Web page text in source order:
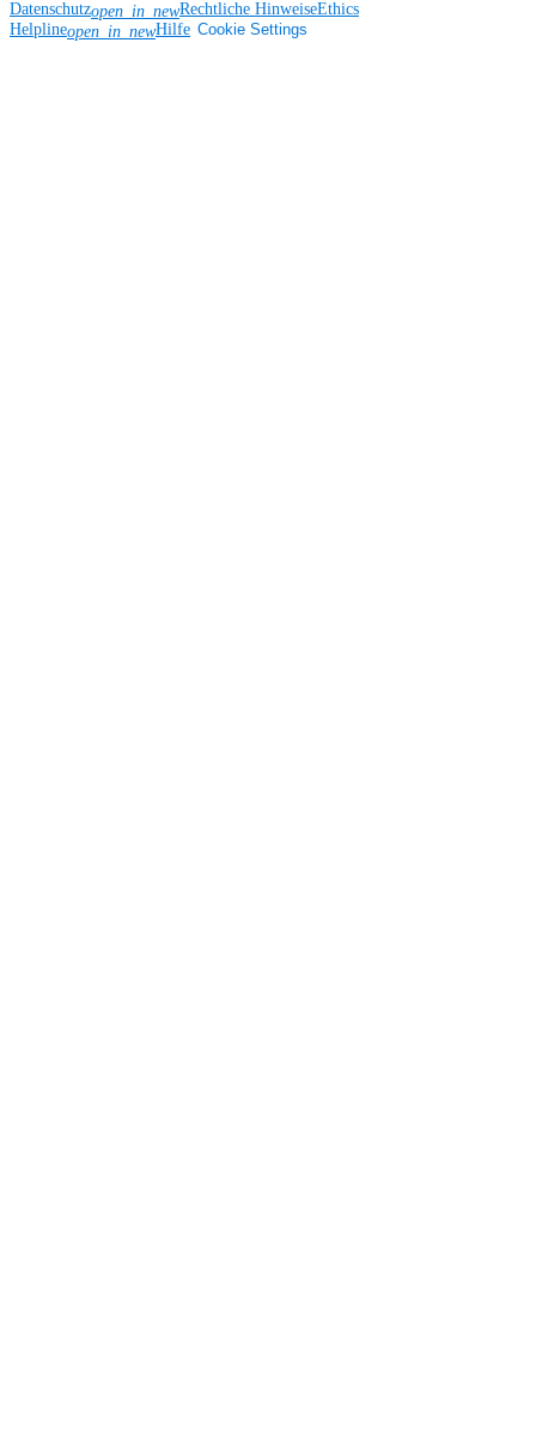
Datenschutzopen_in_newRechtliche HinweiseEthics
Helplineopen_in_newHilfe Cookie Settings